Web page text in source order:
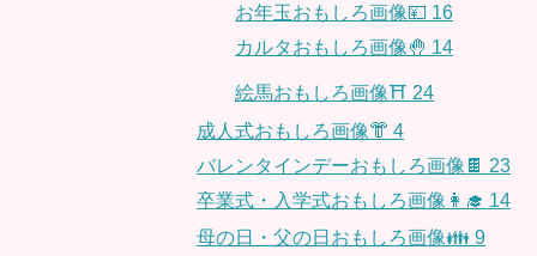
お年玉おもしろ画像💴 16
カルタおもしろ画像🤚 14
絵馬おもしろ画像⛩ 24
成人式おもしろ画像👘 4
バレンタインデーおもしろ画像🍫 23
卒業式・入学式おもしろ画像👩‍🎓 14
母の日・父の日おもしろ画像👪 9